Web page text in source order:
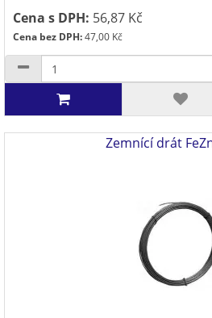
Cena s DPH: 56,87 Kč
Cena bez DPH:47,00 Kč
Zemnící drát